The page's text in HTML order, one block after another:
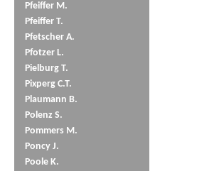
Pfeiffer M.
Pfeiffer T.
Pfetscher A.
Pfotzer L.
Pielburg T.
Pixperg C.T.
Plaumann B.
Polenz S.
Pommers M.
Poncy J.
Poole K.